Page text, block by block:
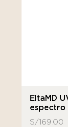
EltaMD
espectro
S/169.00